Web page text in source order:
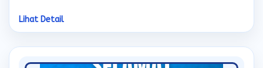
Lihat Detail